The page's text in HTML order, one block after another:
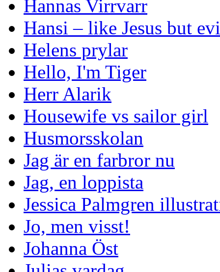
Hannas Virrvarr
Hansi – like Jesus but
Helens prylar
Hello, I'm Tiger
Herr Alarik
Housewife vs sailor girl
Husmorsskolan
Jag är en farbror nu
Jag, en loppista
Jessica Palmgren
Jo, men visst!
Johanna Öst